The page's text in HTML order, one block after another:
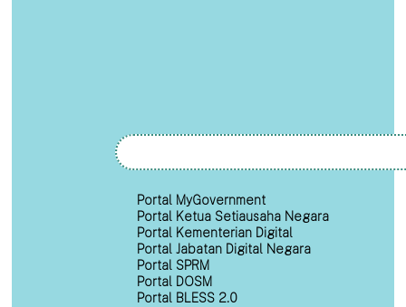
Portal MyGovernment
Portal Ketua Setiausaha Negara
Portal Kementerian Digital
Portal Jabatan Digital Negara
Portal SPRM
Portal DOSM
Portal BLESS 2.0